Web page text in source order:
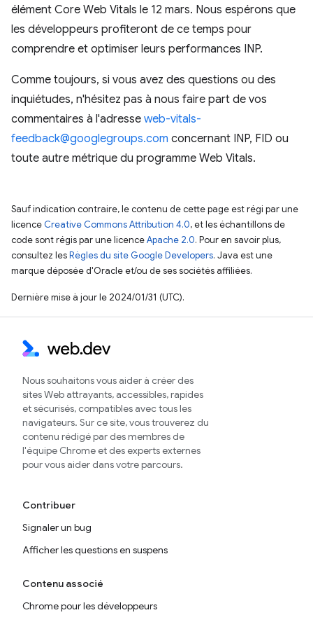
élément Core Web Vitals le 12 mars. Nous espérons que
les développeurs profiteront de ce temps pour
comprendre et optimiser leurs performances INP.
Comme toujours, si vous avez des questions ou des
inquiétudes, n'hésitez pas à nous faire part de vos
commentaires à l'adresse web-vitals-
feedback@googlegroups.com concernant INP, FID ou
toute autre métrique du programme Web Vitals.
Sauf indication contraire, le contenu de cette page est régi par une
licence Creative Commons Attribution 4.0, et les échantillons de
code sont régis par une licenceApache 2.0. Pour en savoir plus,
consultez lesRègles du site Google Developers. Java est une
marque déposée d'Oracle et/ou de ses sociétés affiliées.
Dernière mise à jour le 2024/01/31 (UTC).
Nous souhaitons vous aider à créer des
sites Web attrayants, accessibles, rapides
et sécurisés, compatibles avec tous les
navigateurs. Sur ce site, vous trouverez du
contenu rédigé par des membres de
l'équipe Chrome et des experts externes
pour vous aider dans votre parcours.
Contribuer
Signaler un bug
Afficher les questions en suspens
Contenu associé
Chrome pour les développeurs